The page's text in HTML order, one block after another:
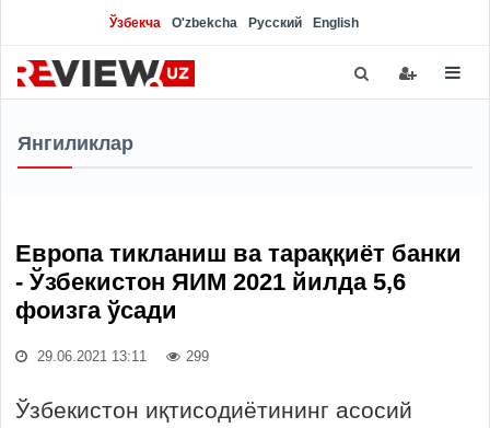
Ўзбекча O'zbekcha Русский English
Янгиликлар
Европа тикланиш ва тараққиёт банки
- Ўзбекистон ЯИМ 2021 йилда 5,6
фоизга ўсади
29.06.2021 13:11 299
Ўзбекистон иқтисодиётининг асосий